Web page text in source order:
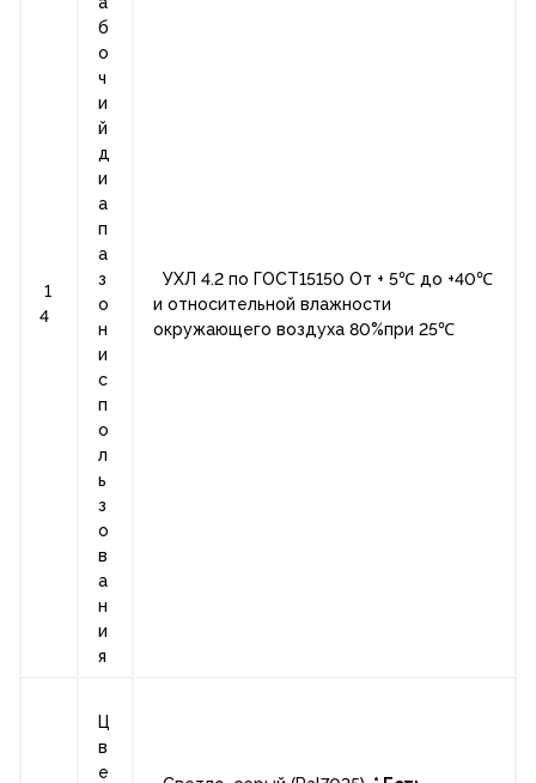
1
4
б
о
ч
и
й
д
и
а
п
а
з
о
н
и
с
п
о
л
ь
з
о
в
а
н
и
я
УХЛ 4.2 по ГОСТ15150 От + 5℃ до +40℃
и относительной влажности
окружающего воздуха 80%при 25℃
Ц
в
е